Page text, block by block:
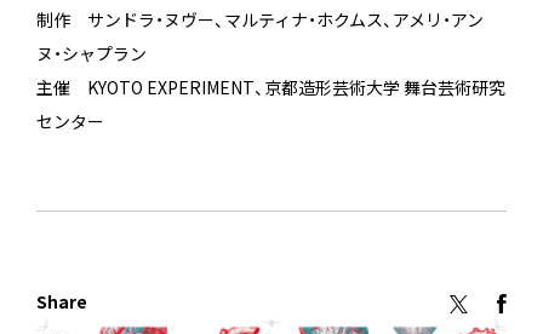
制作 サンドラ・ヌヴー、マルティナ・ホクムス、アメリ・アン
ヌ・シャプラン
主催 KYOTO EXPERIMENT、京都造形芸術大学 舞台芸術研究
センター
Share